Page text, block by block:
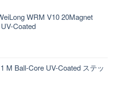
WRM V10 20Magnet
Coated
M Ball-Core UV-Coated ステッ